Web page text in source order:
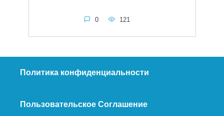
0 121
Политика конфиденциальности
Пользовательское Соглашение